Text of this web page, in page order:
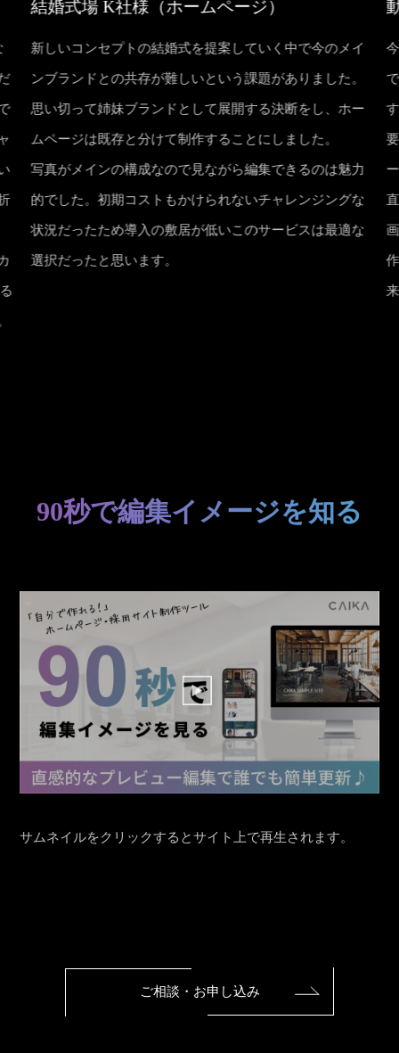
結婚式場 K社様（ホームページ）
新しいコンセプトの結婚式を提案していく中で今のメイ
ンブランドとの共存が難しいという課題がありました。
思い切って姉妹ブランドとして展開する決断をし、ホー
ムページは既存と分けて制作することにしました。
写真がメインの構成なので見ながら編集できるのは魅力
的でした。初期コストもかけられないチャレンジングな
状況だったため導入の敷居が低いこのサービスは最適な
選択だったと思います。
90秒で編集イメージを知る
サムネイルをクリックするとサイト上で再生されます。
ご相談・お申し込み